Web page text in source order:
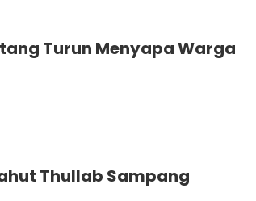
Turun Menyapa Warga
Thullab Sampang